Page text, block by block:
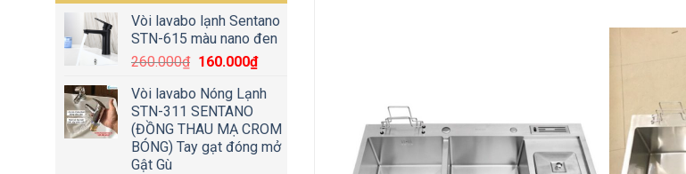
Vòi lavabo lạnh Sentano
STN-615 màu nano đen
260.000₫ 160.000₫
Vòi lavabo Nóng Lạnh
STN-311 SENTANO
(ĐỒNG THAU MẠ CROM
BÓNG) Tay gạt đóng mở
Gật Gù